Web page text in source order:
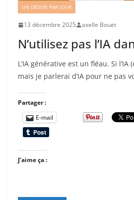
UN DESSIN PAR JOUR
13 décembre 2025 axelle Bouet
N’utilisez pas l’IA
L’IA générative est un fléau. Si l’IA
mais je parlerai d’IA pour ne pas
Partager :
E-mail
J’aime ça :